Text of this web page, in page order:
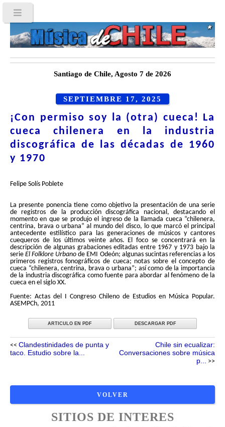
Santiago de Chile, Agosto 7 de 2026
SITIOS DE INTERES
SEPTIEMBRE 17, 2025
¡Con permiso soy la (otra) cueca! La
cueca chilenera en la industria
discográfica de las décadas de 1960
y 1970
Felipe Solís Poblete
La presente ponencia tiene como objetivo la presentación de una serie
de registros de la producción discográfica nacional, destacando el
momento en que se produjo el ingreso de la llamada cueca “chilenera,
centrina, brava o urbana” al mundo del disco, lo que marcó el principal
antecedente estilístico para las generaciones de músicos y cantores
cuequeros de los últimos veinte años. El foco se concentrará en la
descripción de algunas grabaciones editadas entre 1967 y 1973 bajo la
serieEl Folklore Urbano de EMI Odeón; algunas sucintas referencias a los
primeros registros fonográficos de cueca; notas sobre el concepto de
cueca “chilenera, centrina, brava o urbana”; así como de la importancia
de la industria discográfica como fuente para abordar al fenómeno de la
cueca en el siglo XX.
Fuente: Actas del I Congreso Chileno de Estudios en Música Popular.
ASEMPCh, 2011
ARTICULO EN PDF DESCARGAR PDF
<< Clandestinidades de punta y
taco. Estudio sobre la...
Chile sin ecualizar:
Conversaciones sobre música
p... >>